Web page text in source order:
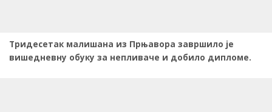
Тридесетак малишана из Прњавора завршило је
вишедневну обуку за непливаче и добило дипломе.